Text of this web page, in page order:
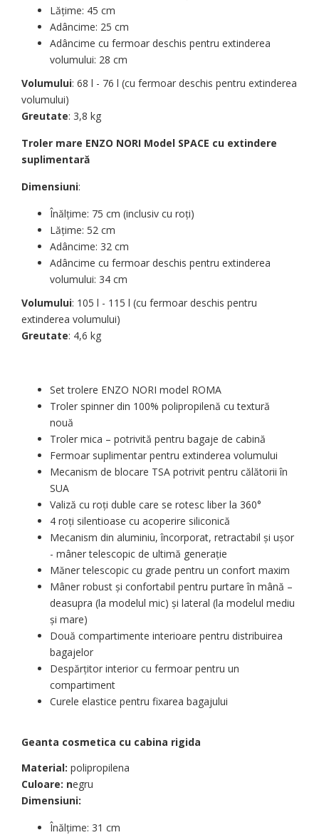
Lățime: 45 cm
Adâncime: 25 cm
Adâncime cu fermoar deschis pentru extinderea
volumului: 28 cm
Volumului: 68 l - 76 l (cu fermoar deschis pentru extinderea
volumului)
Greutate: 3,8 kg
Troler mare ENZO NORI Model SPACE cu extindere
suplimentară
Dimensiuni:
Înălțime: 75 cm (inclusiv cu roți)
Lățime: 52 cm
Adâncime: 32 cm
Adâncime cu fermoar deschis pentru extinderea
volumului: 34 cm
Volumului: 105 l - 115 l (cu fermoar deschis pentru
extinderea volumului)
Greutate: 4,6 kg
Set trolere ENZO NORI model ROMA
Troler spinner din 100% polipropilenă cu textură
nouă
Troler mica – potrivită pentru bagaje de cabină
Fermoar suplimentar pentru extinderea volumului
Mecanism de blocare TSA potrivit pentru călătorii în
SUA
Valiză cu roți duble care se rotesc liber la 360°
4 roți silentioase cu acoperire siliconică
Mecanism din aluminiu, încorporat, retractabil și ușor
- mâner telescopic de ultimă generație
Măner telescopic cu grade pentru un confort maxim
Mâner robust și confortabil pentru purtare în mână –
deasupra (la modelul mic) și lateral (la modelul mediu
și mare)
Două compartimente interioare pentru distribuirea
bagajelor
Despărțitor interior cu fermoar pentru un
compartiment
Curele elastice pentru fixarea bagajului
Geanta cosmetica cu cabina rigida
Material: polipropilena
Culoare: negru
Dimensiuni:
Înălțime: 31 cm